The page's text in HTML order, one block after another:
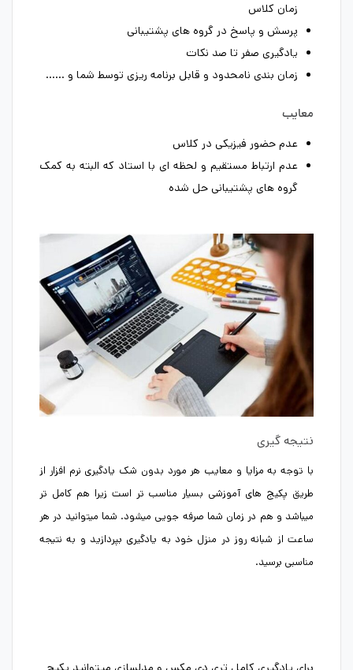
زمان کلاس
پرسش و پاسخ در گروه های پشتیبانی
یادگیری صفر تا صد نکات
زمان بندی نامحدود و قابل برنامه ریزی توسط شما و ……
معایب
عدم حضور فیزیکی در کلاس
عدم ارتباط مستقیم و لحظه ای با استاد که البته به کمک
گروه های پشتیبانی حل شده
نتیجه گیری
با توجه به مزایا و معایب هر مورد بدون شک یادگیری نرم افزار از
طریق پکیج های آموزشی بسیار مناسب تر است زیرا هم کامل تر
میباشد و هم در زمان شما صرفه جویی میشود. شما میتوانید در هر
ساعت از شبانه روز در منزل خود به یادگیری بپردازید و به نتیجه
مناسبی برسید.